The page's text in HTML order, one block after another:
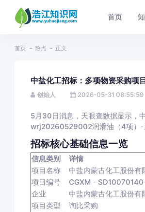
首页
首页 热点 正文
中盐化工招标：多项物资采购项
创始人 2026-05-31 08:55:59
5月30日消息，天眼查数据显示，
wrj20260529002润滑油（4项）-
招标核心基础信息一览
信息类别
详情
项目名称
中盐内蒙古化工股份
项目编号
CGXM -
企业
中盐内蒙古化工股份有
项目类型
询比采购